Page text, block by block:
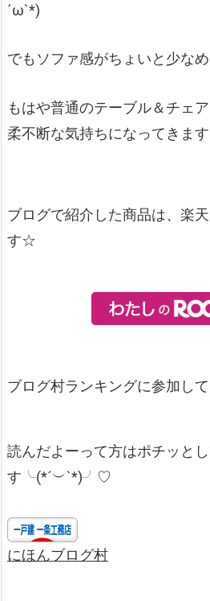
´ω`*)
でもソファ感がちょいと少な
もはや普通のテーブル＆チェ
柔不断な気持ちになってきま
ブログで紹介した商品は、楽
す☆
ブログ村ランキングに参加し
読んだよーって方はポチッと
す╰(*´︶`*)╯♡
にほんブログ村